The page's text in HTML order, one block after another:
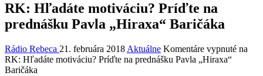
RK: Hľadáte motiváciu? Príďte na
prednášku Pavla „Hiraxa“ Baričáka
Rádio Rebeca 21. februára 2018 Aktuálne Komentáre vypnuté na
RK: Hľadáte motiváciu? Príďte na prednášku Pavla „Hiraxa“
Baričáka